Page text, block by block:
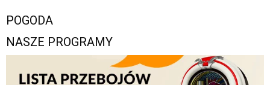
POGODA
NASZE PROGRAMY